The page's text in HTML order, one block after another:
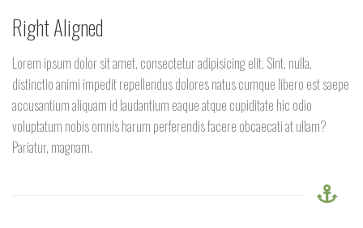
Right Aligned
Lorem ipsum dolor sit amet, consectetur adipisicing elit. Sint, nulla,
distinctio animi impedit repellendus dolores natus cumque libero est saepe
accusantium aliquam id laudantium eaque atque cupiditate hic odio
voluptatum nobis omnis harum perferendis facere obcaecati at ullam?
Pariatur, magnam.